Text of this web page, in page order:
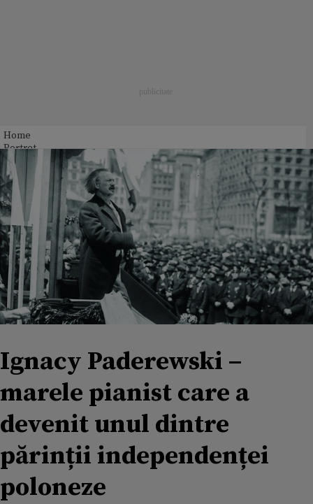
Home
Portret
Ignacy Paderewski –
marele pianist care a
devenit unul dintre
părinții independenței
poloneze